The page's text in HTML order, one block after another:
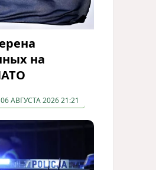
на
06 АВГУСТА 2026 21:21